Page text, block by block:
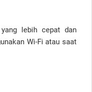
lebih cepat dan
Wi-Fi atau saat